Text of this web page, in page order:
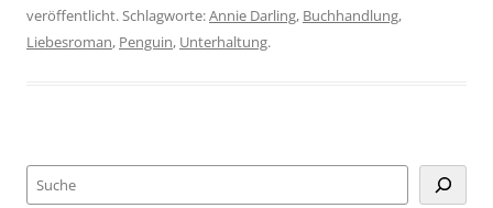
veröffentlicht. Schlagworte:Annie Darling, Buchhandlung,
Liebesroman, Penguin, Unterhaltung.
Suchen